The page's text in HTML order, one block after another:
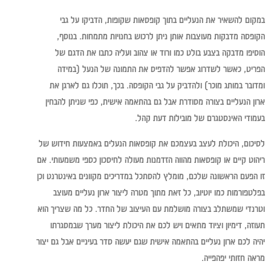
במקום להשאיר את הנעליים בתוך קופסאות שקופות, הדביקו על גבי
הקופסה מדבקות מעוצבות אותן ניתן לרכוש בחנויות מתמחות. בנוסף,
הוסיפו מדבקה בצבע בולט כמו ורוד או צהוב ועליה כתבו את הדגם של
הפריט, כאשר לשדרוג אפשר להדפיס את התמונה של הנעל (במידה
ומדובר במותג מוכר) ולהדביק על גבי הקופסה. בכך, תוכלו גם לארגן את
ארון הנעליים בצורה מסודרת אבל גם בהתאמה אישית, כפי שניתן להבחין
בעמודי האינסטגרם של מובילות דעת קהל.
לסיכום, היכולת לעצב בעצמכם את קופסאות הנעלים באמצעות חידוש של
ריהוט קיים או קופסאות מהווה הזדמנות מעולה לחיסכון כספי משמעותי. אם
זו הפעם הראשונה שלכם, מומלץ להסתכל במדריכים מקוונים באינטרנט וכן
בפלטפורמות כמו יוטיוב, כל זאת מתוך מטרה ליצור ארון נעליים מעוצב
וטרנדי שמשתלב בצורה מושלמת עם העיצוב של החדר. כל מה שצריך הוא
תעוזה, דימיון וציוד מתאים ויש לכם את היכולת ליצור מערך שבמסגרתו
יהיה לכם ארון נעליים בהתאמה אישית שגם יעשה סדר בעיניים אבל גם יצור
מראה חזותי יפהפייה.